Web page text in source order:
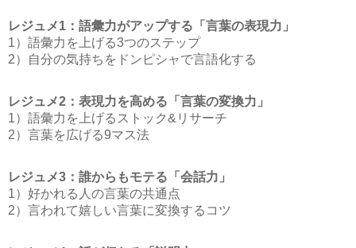
レジュメ1：語彙力がアップする「言葉の表現力」
1）語彙力を上げる3つのステップ
2）自分の気持ちをドンピシャで言語化する
レジュメ2：表現力を高める「言葉の変換力」
1）語彙力を上げるストック&リサーチ
2）言葉を広げる9マス法
レジュメ3：誰からもモテる「会話力」
1）好かれる人の言葉の共通点
2）言われて嬉しい言葉に変換するコツ